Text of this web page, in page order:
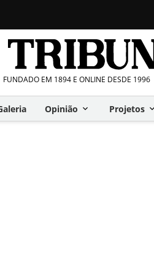
FUNDADO EM 1894 E ONLINE DESDE 1996
Opinião Projetos